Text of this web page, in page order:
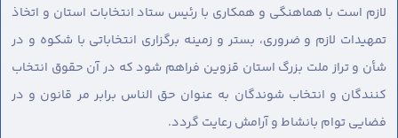
لازم است با هماهنگی و همکاری با رئیس ستاد انتخابات استان و اتخاذ
تمهیدات لازم و ضروری، بستر و زمینه برگزاری انتخاباتی با شکوه و در
شأن و تراز ملت بزرگ استان قزوین فراهم شود که در آن حقوق انتخاب
کنندگان و انتخاب شوندگان به عنوان حق الناس برابر مر قانون و در
فضایی توام بانشاط و آرامش رعایت گردد.